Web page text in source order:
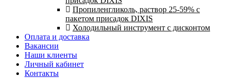
Пропиленгликоль, раствор 25-59% с
пакетом присадок DIXIS
Холодильный инструмент с дисконтом
Оплата и доставка
Вакансии
Наши клиенты
Личный кабинет
Контакты